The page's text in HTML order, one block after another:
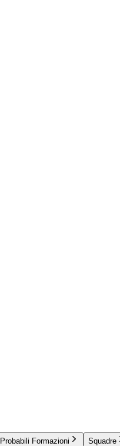
Probabili Formazioni Squadre